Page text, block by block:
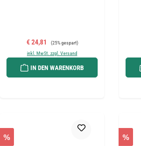
Verkaufspreis:
€ 24,81 Regulärer Preis:
(25% gespart)
inkl. MwSt. zzgl. Versand
IN DEN WARENKORB
% %